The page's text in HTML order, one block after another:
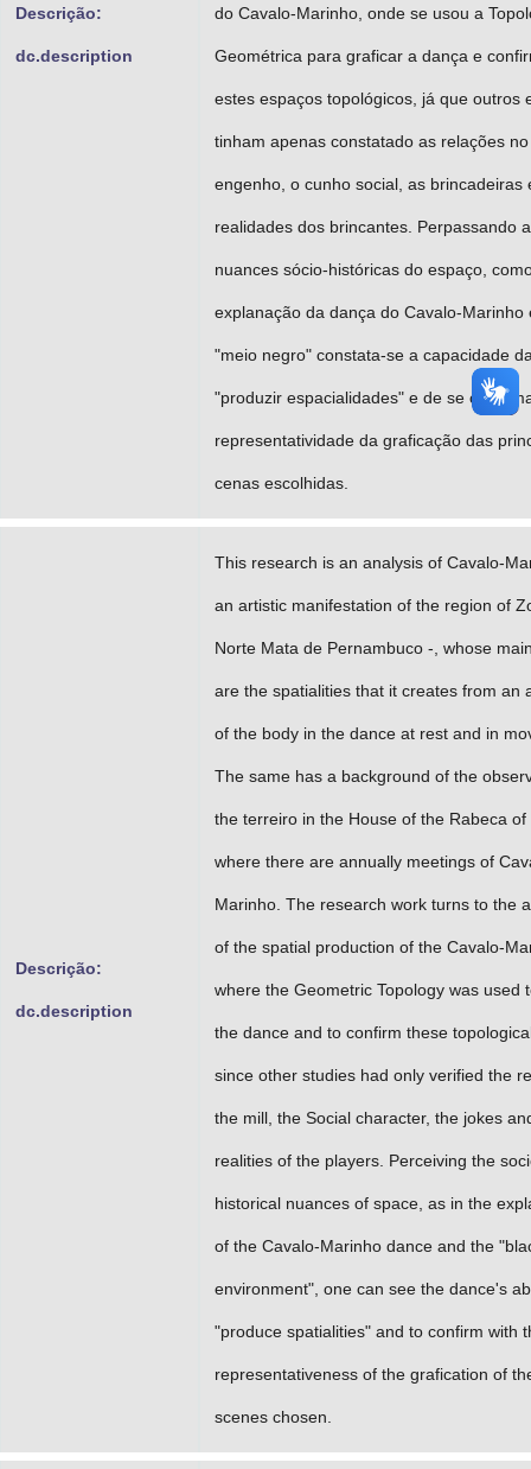
Descrição:
dc.description
do Cavalo-Marinho, onde se usou a
Geométrica para graficar a dança e
estes espaços topológicos, já que outros
tinham apenas constatado as relações no
engenho, o cunho social, as brincadeiras
realidades dos brincantes. Perpassando
nuances sócio-históricas do espaço,
explanação da dança do Cavalo-Marinho
"meio negro" constata-se a capacidade
"produzir espacialidades" e de se
representatividade da graficação das
cenas escolhidas.
Descrição:
dc.description
This research is an analysis of Cavalo-
an artistic manifestation of the region of
Norte Mata de Pernambuco -, whose
are the spatialities that it creates from an
of the body in the dance at rest and in
The same has a background of the
the terreiro in the House of the Rabeca of
where there are annually meetings of
Marinho. The research work turns to the
of the spatial production of the Cavalo-
where the Geometric Topology was used
the dance and to confirm these
since other studies had only verified the
the mill, the Social character, the jokes
realities of the players. Perceiving the
historical nuances of space, as in the
of the Cavalo-Marinho dance and the
environment", one can see the dance's
"produce spatialities" and to confirm with
representativeness of the grafication of
scenes chosen.